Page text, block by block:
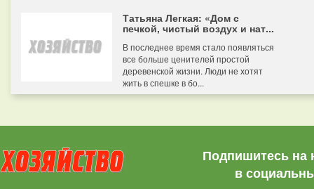
Татьяна Легкая: «Дом с
печкой, чистый воздух и нат...
В последнее время стало появляться
все больше ценителей простой
деревенской жизни. Люди не хотят
жить в спешке в бо...
Подпишитесь на
в